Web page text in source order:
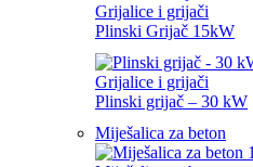
Grijalice i grijači
Plinski Grijač 15kW
Grijalice i grijači
Plinski grijač – 30 kW
Miješalica za beton